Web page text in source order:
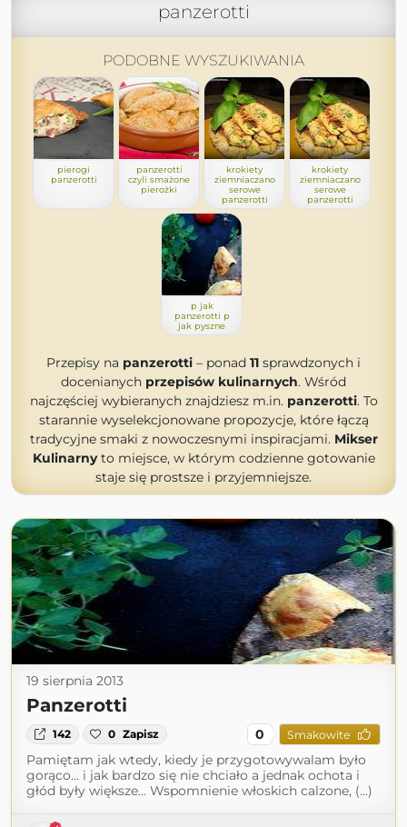
panzerotti
PODOBNE WYSZUKIWANIA
pierogi
panzerotti
panzerotti
czyli smażone
pierożki
krokiety
ziemniaczano
serowe
panzerotti
krokiety
ziemniaczano
serowe
panzerotti
p jak
panzerotti p
jak pyszne
Przepisy na panzerotti – ponad 11 sprawdzonych i
docenianych przepisów kulinarnych. Wśród
najczęściej wybieranych znajdziesz m.in. panzerotti. To
starannie wyselekcjonowane propozycje, które łączą
tradycyjne smaki z nowoczesnymi inspiracjami. Mikser
Kulinarnyto miejsce, w którym codzienne gotowanie
staje się prostsze i przyjemniejsze.
19 sierpnia 2013
Panzerotti
142 0 Zapisz 0 Smakowite
Pamiętam jak wtedy, kiedy je przygotowywalam było
gorąco… i jak bardzo się nie chciało a jednak ochota i
głód były większe… Wspomnienie włoskich calzone, (...)